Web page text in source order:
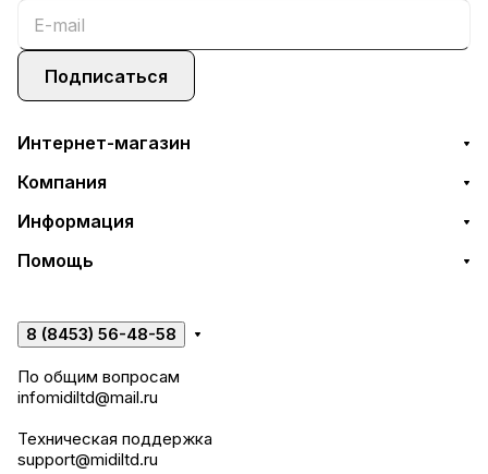
Подписаться
Интернет-магазин
Компания
Информация
Помощь
8 (8453) 56-48-58
По общим вопросам
infomidiltd@mail.ru
Техническая поддержка
support@midiltd.ru